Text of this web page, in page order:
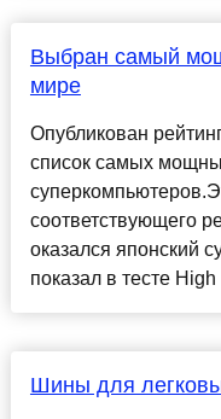
Выбран самый
мире
Опубликован
список самых
соответствующего
оказался японский
показал в тесте
Шины для